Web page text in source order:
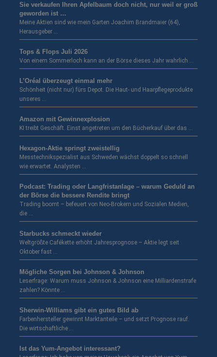
Sie verkaufen Ihren Apfelbaum doch nicht, nur weil er groß
geworden ist …
Meine Aktien sind wie mein Garten Joachim Brandmaier (64),
Herausgeber …
Tops & Flops Juli 2026
Von einem Sommerloch kann an der Börse dieses Jahr wahrlich …
L’Oréal überzeugt einmal mehr
Schönheit (nicht nur) fürs Depot. Die Haut- und Haarpflegeprodukte
unseres …
Amazon mit Gewinnexplosion
KI treibt Geschäft. Einst angetreten um den Bücherkauf über das …
Hexagon-Aktie springt zweistellig
Messtechnikspezialist aus Schweden wächst doppelt so schnell
wie erwartet. Analysten …
Podcast: Trading oder Langfristanlage – warum Geduld an
der Börse die bessere Rendite bringt
Trading boomt – befeuert von Neo-Brokern und Sozialen Medien,
die …
Starbucks schmeckt wieder
Weltgrößte Cafékette erhöht Jahresprognose – Aktie legt seit
Oktober fast …
Mögliche Sorgen bei Johnson & Johnson
Leserfrage: Warum muss Johnson & Johnson eine Milliardenstrafe
zahlen? Könnte …
Sherwin-Williams gibt ein gutes Bild ab
Farbenhersteller gewinnt Marktanteile – und setzt Prognose rauf.
Die wirtschaftliche …
Ist das Yum-Angebot interessant?